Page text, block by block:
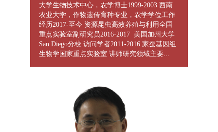
大学生物技术中心，农学博士1999-2003 西南
农业大学，作物遗传育种专业，农学学位工作
经历2017-至今 资源昆虫高效养殖与利用全国
重点实验室副研究员2016-2017 美国加州大学
San Diego分校 访问学者2011-2016 家蚕基因组
生物学国家重点实验室 讲师研究领域主要...